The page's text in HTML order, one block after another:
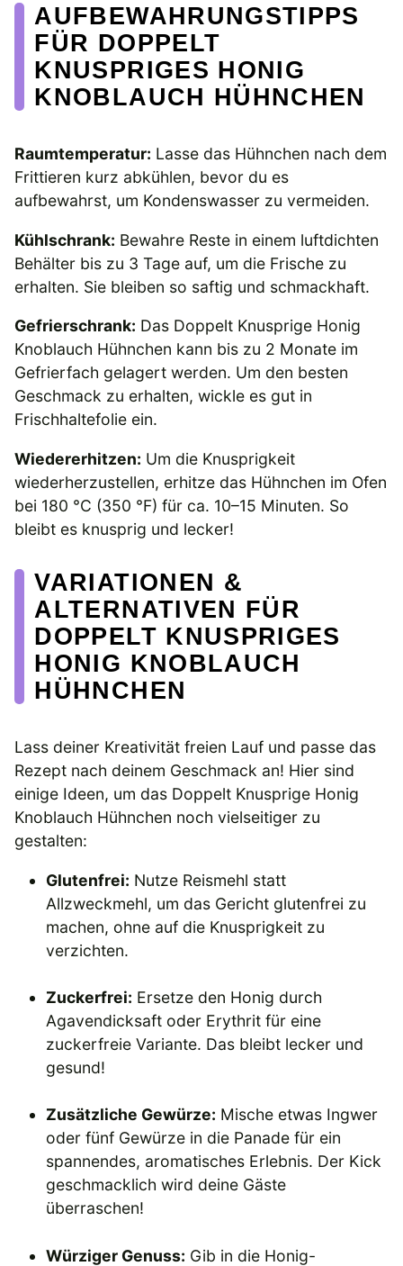
AUFBEWAHRUNGSTIPPS
FÜR DOPPELT
KNUSPRIGES HONIG
KNOBLAUCH HÜHNCHEN
Raumtemperatur: Lasse das Hühnchen nach dem
Frittieren kurz abkühlen, bevor du es
aufbewahrst, um Kondenswasser zu vermeiden.
Kühlschrank: Bewahre Reste in einem luftdichten
Behälter bis zu 3 Tage auf, um die Frische zu
erhalten. Sie bleiben so saftig und schmackhaft.
Gefrierschrank: Das Doppelt Knusprige Honig
Knoblauch Hühnchen kann bis zu 2 Monate im
Gefrierfach gelagert werden. Um den besten
Geschmack zu erhalten, wickle es gut in
Frischhaltefolie ein.
Wiedererhitzen: Um die Knusprigkeit
wiederherzustellen, erhitze das Hühnchen im Ofen
bei 180 °C (350 °F) für ca. 10–15 Minuten. So
bleibt es knusprig und lecker!
VARIATIONEN &
ALTERNATIVEN FÜR
DOPPELT KNUSPRIGES
HONIG KNOBLAUCH
HÜHNCHEN
Lass deiner Kreativität freien Lauf und passe das
Rezept nach deinem Geschmack an! Hier sind
einige Ideen, um das Doppelt Knusprige Honig
Knoblauch Hühnchen noch vielseitiger zu
gestalten:
Glutenfrei: Nutze Reismehl statt
Allzweckmehl, um das Gericht glutenfrei zu
machen, ohne auf die Knusprigkeit zu
verzichten.
Zuckerfrei: Ersetze den Honig durch
Agavendicksaft oder Erythrit für eine
zuckerfreie Variante. Das bleibt lecker und
gesund!
Zusätzliche Gewürze: Mische etwas Ingwer
oder fünf Gewürze in die Panade für ein
spannendes, aromatisches Erlebnis. Der Kick
geschmacklich wird deine Gäste
überraschen!
Würziger Genuss: Gib in die Honig-